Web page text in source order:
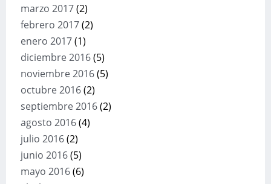
marzo 2017(2)
febrero 2017(2)
enero 2017(1)
diciembre 2016(5)
noviembre 2016(5)
octubre 2016(2)
septiembre 2016(2)
agosto 2016(4)
julio 2016(2)
junio 2016(5)
mayo 2016(6)